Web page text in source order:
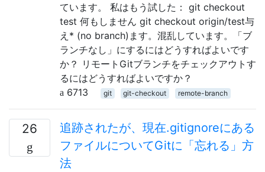
ています。 私はもう試した： git checkout
test 何もしません git checkout origin/test与
え* (no branch)ます。混乱しています。「ブ
ランチなし」にするにはどうすればよいです
か？ リモートGitブランチをチェックアウトす
るにはどうすればよいですか？
6713
git git-checkout remote-branch
26
追跡されたが、現在.gitignoreにある
ファイルについてGitに「忘れる」方
法